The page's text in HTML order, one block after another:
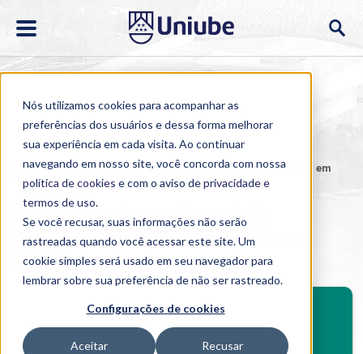
Nós utilizamos cookies para acompanhar as
preferências dos usuários e dessa forma melhorar
sua experiência em cada visita. Ao continuar
navegando em nosso site, você concorda com nossa
política de cookies e com o aviso deprivacidade e
termos de uso.
Se você recusar, suas informações não serão
rastreadas quando você acessar este site. Um
cookie simples será usado em seu navegador para
lembrar sobre sua preferência de não ser rastreado.
Configurações de cookies
Aceitar Recusar
Home > Cursos > EAD > Pós-graduação >Especialização em
Supervisão Pedagógica e Docência nos Anos Iniciais
Especialização em Supervisão
Pedagógica e Docência nos Anos
Iniciais
Investimento
Benefícios pós-graduação